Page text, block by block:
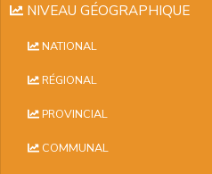
NIVEAU GÉOGRAPHIQUE
NATIONAL
RÉGIONAL
PROVINCIAL
COMMUNAL